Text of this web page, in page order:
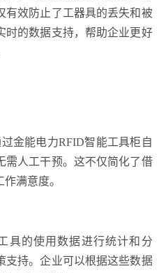
有效防止了工器具的丢失和被
时的数据支持，帮助企业更好
金能电力RFID智能工具柜自
需人工干预。这不仅简化了借
满意度。
具的使用数据进行统计和分
支持。企业可以根据这些数据